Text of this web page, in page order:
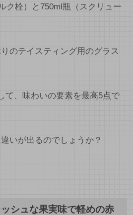
ク栓）と750ml瓶（スクリュー
のテイスティング用のグラス
て、味わいの要素を最高5点で
いが出るのでしょうか？
ッシュな果実味で軽めの赤